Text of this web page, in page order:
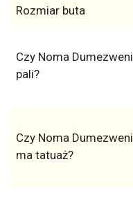
Rozmiar buta
Czy Noma Dumezweni
pali?
Czy Noma Dumezweni
ma tatuaż?